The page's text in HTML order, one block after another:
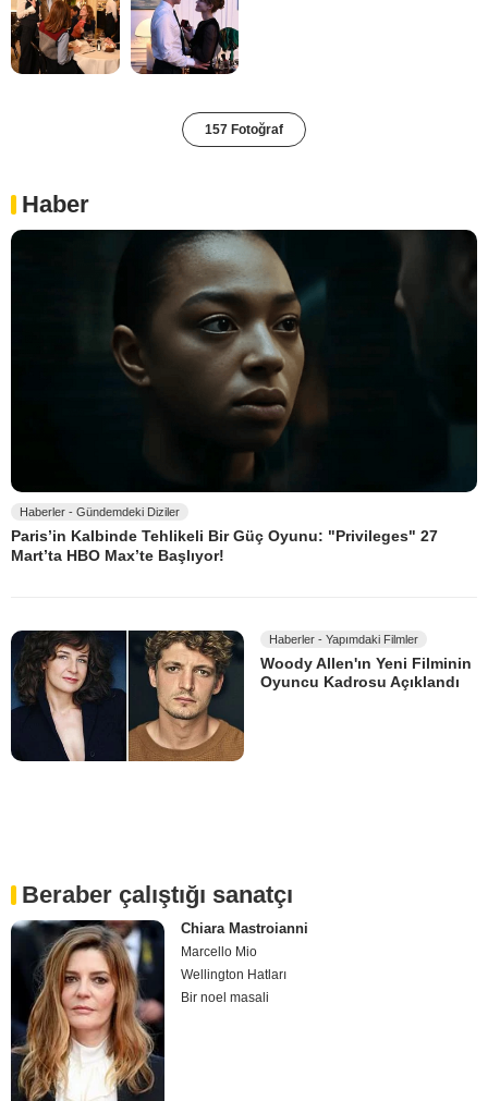
157 Fotoğraf
Haber
Haberler - Gündemdeki Diziler
Paris’in Kalbinde Tehlikeli Bir Güç Oyunu: "Privileges" 27
Mart’ta HBO Max’te Başlıyor!
Haberler - Yapımdaki Filmler
Woody Allen'ın Yeni Filminin
Oyuncu Kadrosu Açıklandı
Beraber çalıştığı sanatçı
Chiara Mastroianni
Marcello Mio
Wellington Hatları
Bir noel masali